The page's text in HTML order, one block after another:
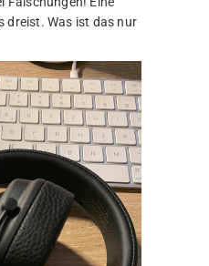
dreist. Was ist das nur